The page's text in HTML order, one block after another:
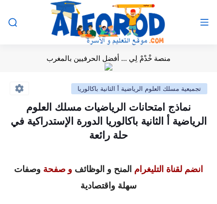
منصة خْدْمْ لِي ... أفضل الحرفيين بالمغرب
تجميعية مسلك العلوم الرياضية أ الثانية باكالوريا
نماذج امتحانات الرياضيات مسلك العلوم
الرياضية أ الثانية باكالوريا الدورة الإستدراكية في
حلة رائعة
انضم لقناة التليغرام المنح و الوظائف و صفحة وصفات
سهلة واقتصادية